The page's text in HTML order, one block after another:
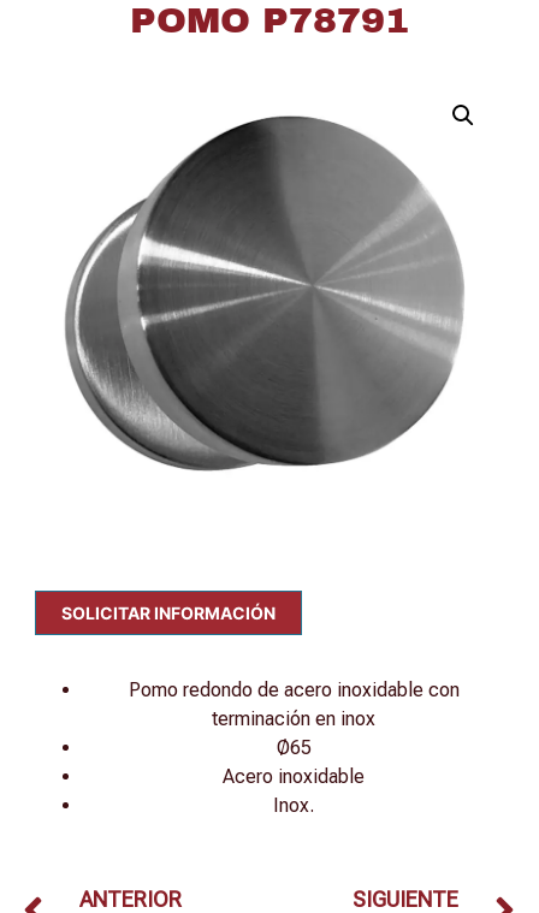
POMO P78791
SOLICITAR INFORMACIÓN
Pomo redondo de acero inoxidable con
terminación en inox
Ø65
Acero inoxidable
Inox.
ANTERIOR SIGUIENTE